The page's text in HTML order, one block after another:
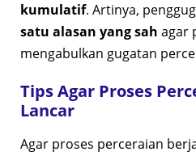
kumulatif. Artinya,
satu alasan yang sah agar
mengabulkan gugatan
Tips Agar Proses
Lancar
Agar proses perceraian